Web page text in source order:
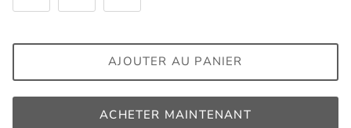
AJOUTER AU PANIER
ACHETER MAINTENANT